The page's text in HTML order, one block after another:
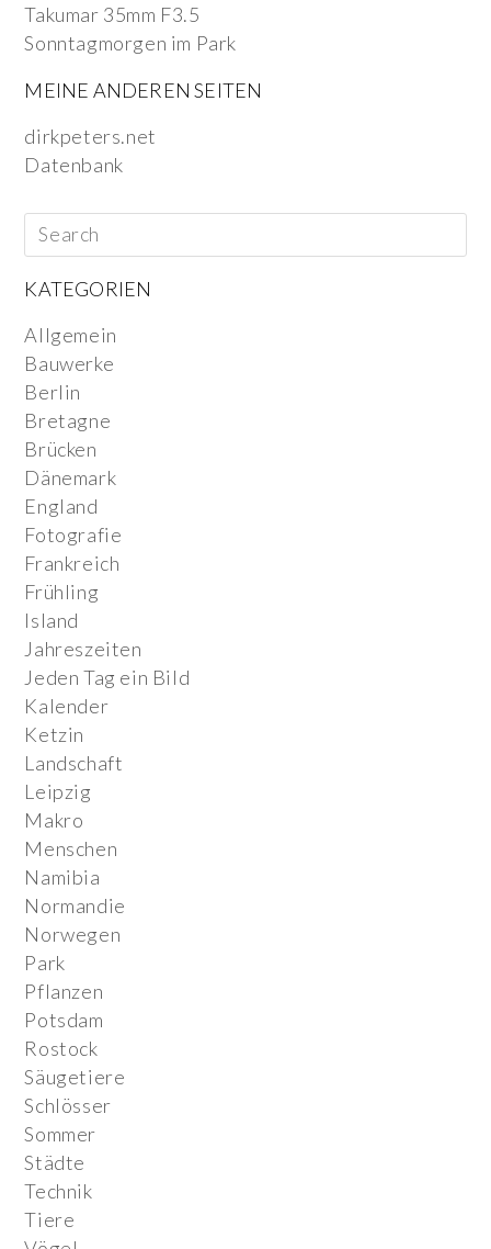
Takumar 35mm F3.5
Sonntagmorgen im Park
MEINE ANDEREN SEITEN
dirkpeters.net
Datenbank
KATEGORIEN
Allgemein
Bauwerke
Berlin
Bretagne
Brücken
Dänemark
England
Fotografie
Frankreich
Frühling
Island
Jahreszeiten
Jeden Tag ein Bild
Kalender
Ketzin
Landschaft
Leipzig
Makro
Menschen
Namibia
Normandie
Norwegen
Park
Pflanzen
Potsdam
Rostock
Säugetiere
Schlösser
Sommer
Städte
Technik
Tiere